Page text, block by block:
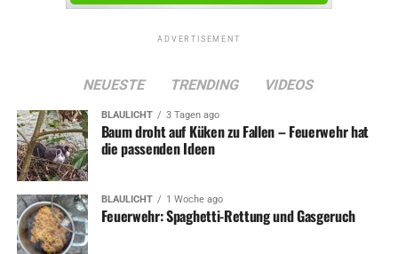
ADVERTISEMENT
NEUESTE TRENDING VIDEOS
BLAULICHT 3 Tagen ago
Baum droht auf Küken zu Fallen – Feuerwehr hat
die passenden Ideen
BLAULICHT 1 Woche ago
Feuerwehr: Spaghetti-Rettung und Gasgeruch